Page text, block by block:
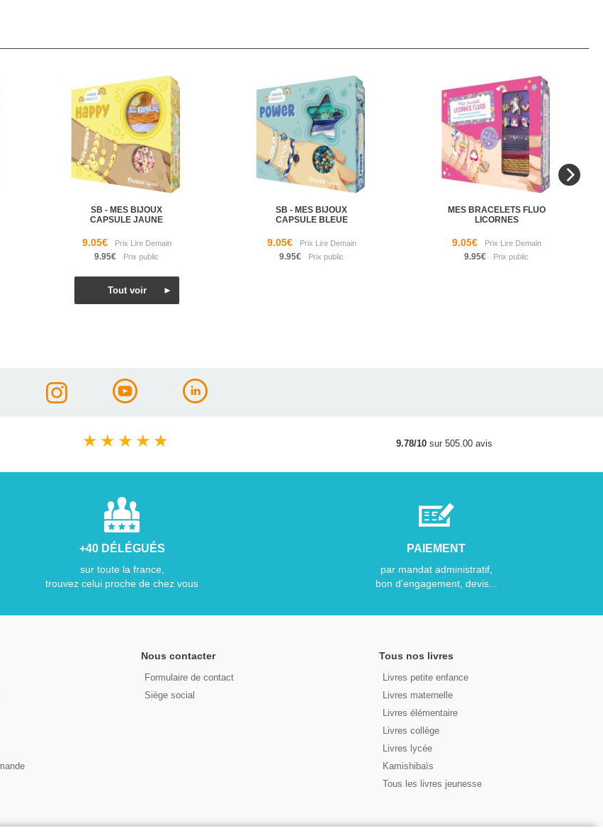
SB - MES BIJOUX
CAPSULE JAUNE
9.05€
9.95€
SB - MES BIJOUX
CAPSULE BLEUE
9.05€
9.95€
MES BRACELETS FLUO
LICORNES
9.05€
9.95€
★ ★ ★ ★ ★ 9.78/10sur 505.00 avis
+40 DÉLÉGUÉS
sur toute la france,
trouvez celui proche de chez vous
PAIEMENT
par mandat administratif,
bon d'engagement, devis...
Nous contacter
Formulaire de contact
Siège social
Tous nos livres
Livres petite enfance
Livres maternelle
Livres élémentaire
Livres collège
Livres lycée
Kamishibaïs
Tous les livres jeunesse